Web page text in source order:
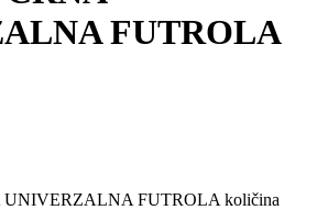
FUTROLA
UNIVERZALNA FUTROLA količina